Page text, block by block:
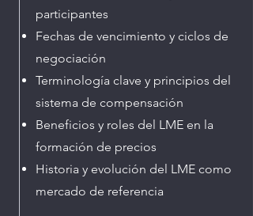
participantes
Fechas de vencimiento y ciclos de
negociación
Terminología clave y principios del
sistema de compensación
Beneficios y roles del LME en la
formación de precios
Historia y evolución del LME como
mercado de referencia